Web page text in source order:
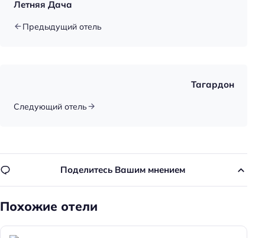
Цена номера (ночь): 8000–18000 ₽/ночь
возможностями здоровья
Бесплатная
Парковка
Услуги
Летняя Дача
Предыдущий отель
Тагардон
Следующий отель
Поделитесь Вашим мнением
Похожие отели